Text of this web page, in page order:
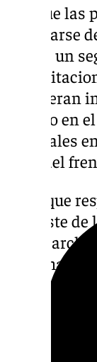
Aunque
levantarse
de que un
se
nuboso en
matinales
paso del
En lo que
noroeste
en los
máximas
Murcia con